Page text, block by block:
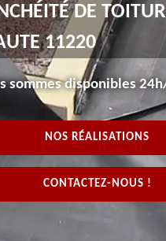
DE
11220
sommes disponibles
NOS RÉALISATIONS
CONTACTEZ-NOUS !